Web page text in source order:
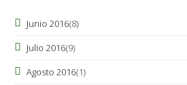
Junio 2016(8)
Julio 2016(9)
Agosto 2016(1)